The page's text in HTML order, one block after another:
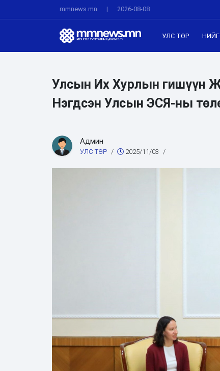
mmnews.mn | 2026-08-08
УЛС ТӨР
Улсын Их Хурлын гишүүн
Нэгдсэн Улсын ЭСЯ-ны
Админ
УЛС ТӨР / 2025/11/03 /